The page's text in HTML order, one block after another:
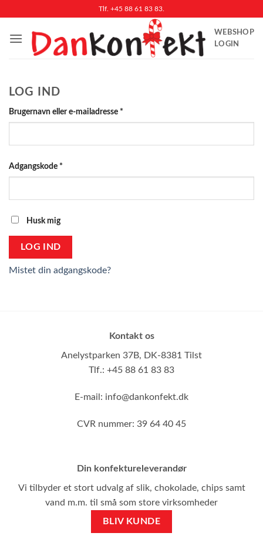
indhold
Tlf. +45 88 61 83 83.
WEBSHOP
LOGIN
LOG IND
Brugernavn eller e-mailadresse *
Adgangskode *
Husk mig
LOG IND
Mistet din adgangskode?
Kontakt os
Anelystparken 37B, DK-8381 Tilst
Tlf.: +45 88 61 83 83
E-mail: info@dankonfekt.dk
CVR nummer: 39 64 40 45
Din konfektureleverandør
Vi tilbyder et stort udvalg af slik, chokolade, chips samt
vand m.m. til små som store virksomheder
BLIV KUNDE